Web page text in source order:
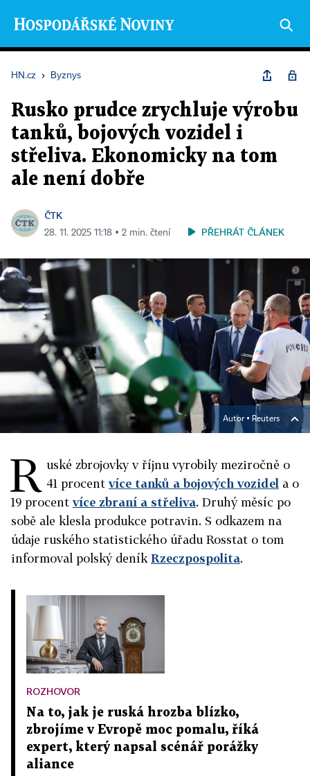
HN.cz › Byznys
Rusko prudce zrychluje výrobu
tanků, bojových vozidel i
střeliva. Ekonomicky na tom
ale není dobře
ČTK
28. 11. 2025 11:18 ▪ 2 min. čtení PŘEHRÁT ČLÁNEK
Autor ▪ Reuters
R uské zbrojovky v říjnu vyrobily meziročně o
41 procentvíce tanků a bojových vozidel a o
19 procentvíce zbraní a střeliva. Druhý měsíc po
sobě ale klesla produkce potravin. S odkazem na
údaje ruského statistického úřadu Rosstat o tom
informoval polský deník Rzeczpospolita.
ROZHOVOR
Na to, jak je ruská hrozba blízko,
zbrojíme v Evropě moc pomalu, říká
expert, který napsal scénář porážky
aliance